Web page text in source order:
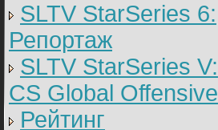
SLTV StarSeries 6:
Репортаж
SLTV StarSeries V:
CS Global Offensive
Рейтинг